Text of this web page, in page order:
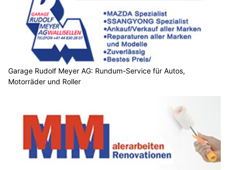
Garage Rudolf Meyer AG: Rundum-Service für Autos,
Motorräder und Roller